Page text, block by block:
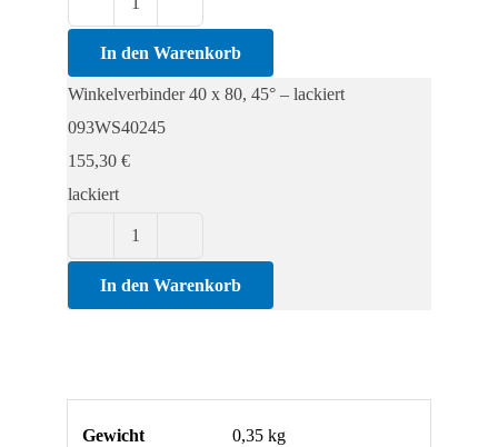
40
x
In den Warenkorb
Winkelverbinder 40 x 80, 45° – lackiert
093WS40245
155,30 €
lackiert
40
x
Menge
In den Warenkorb
Gewicht 0,35 kg